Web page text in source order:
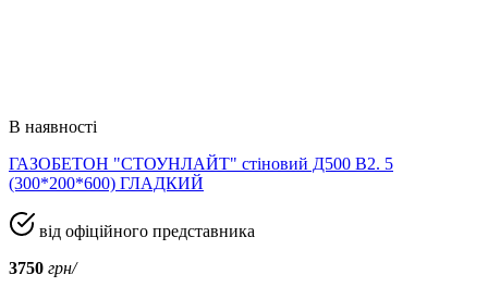
В наявності
ГАЗОБЕТОН "СТОУНЛАЙТ" стіновий Д500 В2. 5
(300*200*600) ГЛАДКИЙ
від офіційного представника
3750 грн/